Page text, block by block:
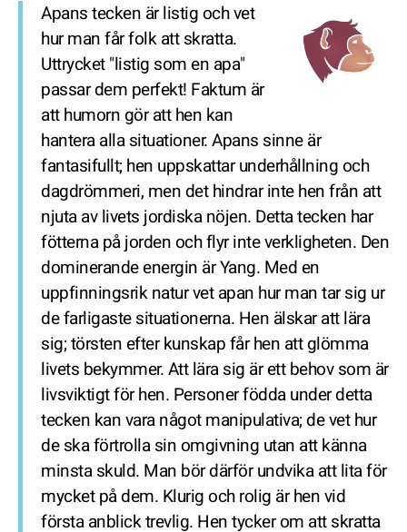
Apans tecken är listig och vet
hur man får folk att skratta.
Uttrycket "listig som en apa"
passar dem perfekt! Faktum är
att humorn gör att hen kan
hantera alla situationer. Apans sinne är
fantasifullt; hen uppskattar underhållning och
dagdrömmeri, men det hindrar inte hen från att
njuta av livets jordiska nöjen. Detta tecken har
fötterna på jorden och flyr inte verkligheten. Den
dominerande energin är Yang. Med en
uppfinningsrik natur vet apan hur man tar sig ur
de farligaste situationerna. Hen älskar att lära
sig; törsten efter kunskap får hen att glömma
livets bekymmer. Att lära sig är ett behov som är
livsviktigt för hen. Personer födda under detta
tecken kan vara något manipulativa; de vet hur
de ska förtrolla sin omgivning utan att känna
minsta skuld. Man bör därför undvika att lita för
mycket på dem. Klurig och rolig är hen vid
första anblick trevlig. Hen tycker om att skratta